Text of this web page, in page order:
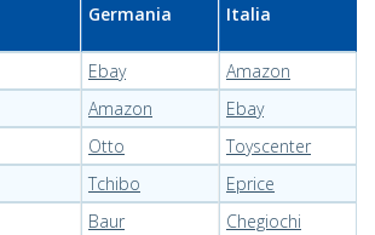
Germania Italia
Ebay
Amazon
Amazon
Ebay
Otto
Toyscenter
Tchibo
Eprice
Baur
Chegiochi